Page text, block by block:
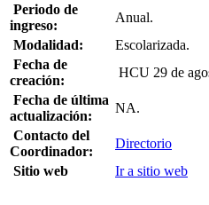
Periodo de
ingreso:
Anual.
Modalidad:
Escolarizada.
Fecha de
creación:
HCU 29 de
Fecha de última
actualización:
NA.
Contacto del
Coordinador:
Directorio
Sitio web
Ir a sitio web